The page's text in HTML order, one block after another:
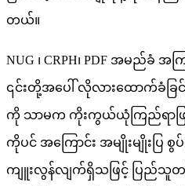
တယ်။
NUG ၊ CRPH၊ PDF အမည်ခံ အ
၎င်းတို့အပေါ် လိုလားထောက်ခံခြင်
ကို သာမက ကိုးကွယ်ယုံကြည်ရာဖြ
ကိုပင် အကြောင်း အမျိုးမျိုးပြ စွ
ကျူးလွန်လျက်ရှိသဖြင့် ပြည်သူတစ်